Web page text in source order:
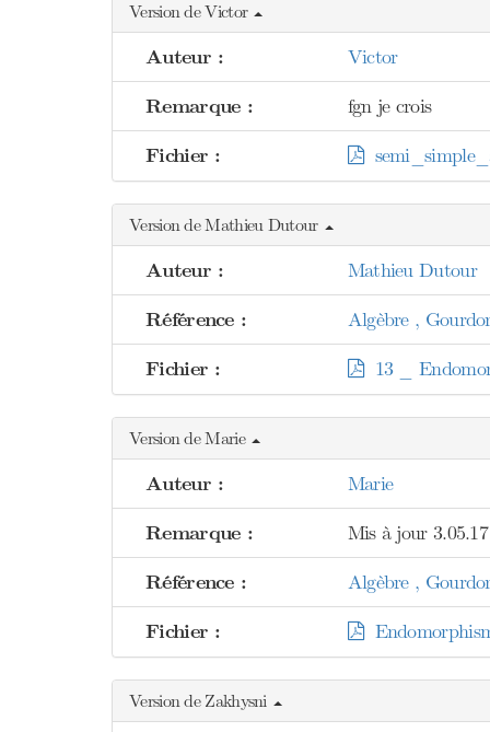
Version de Victor
Auteur : Victor
Remarque : fgn je crois
Fichier :
Version de Mathieu Dutour
Auteur : Mathieu Dutour
Référence : Algèbre ,
Fichier : 13 _
Version de Marie
Auteur : Marie
Remarque : Mis à jour 3.05.17
Référence : Algèbre ,
Fichier :
Version de Zakhysni